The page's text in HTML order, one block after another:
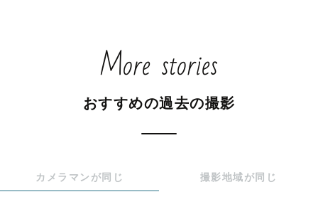
More stories
おすすめの過去の撮影
カメラマンが同じ 撮影地域が同じ